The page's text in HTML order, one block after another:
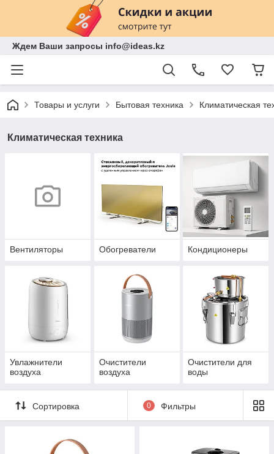
Ждем Ваши запросы info@ideas.kz
Товары и услуги Бытовая техника Климатическая
Климатическая техника
Вентиляторы Обогреватели Кондиционеры
Увлажнители
воздуха
Очистители
воздуха
Очистители для
воды
Сортировка 0 Фильтры